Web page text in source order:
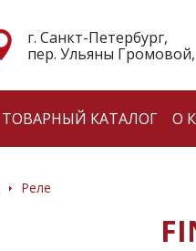
г. Санкт-Петербург,
пер. Ульяны Громовой,
ТОВАРНЫЙ КАТАЛОГ О
Реле